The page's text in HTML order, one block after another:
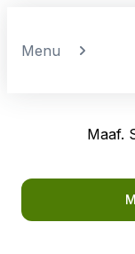
Menu
Maaf.